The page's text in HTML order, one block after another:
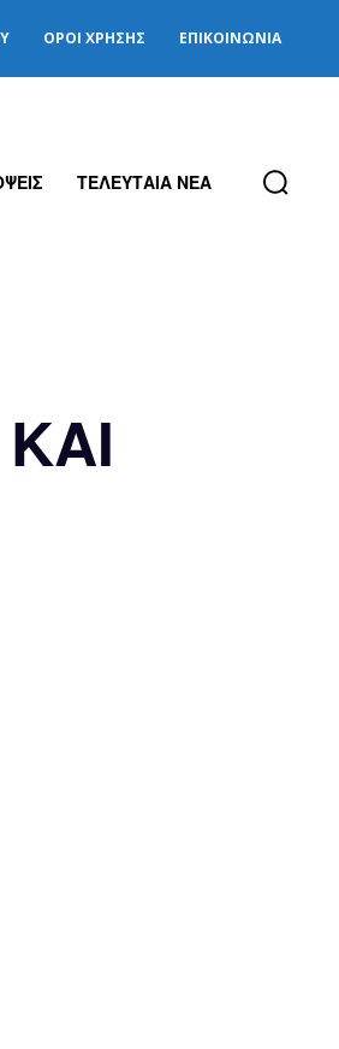
ΌΡΟΙ ΧΡΉΣΗΣ ΕΠΙΚΟΙΝΩΝΊΑ
ΤΕΛΕΥΤΑΙΑ ΝΕΑ